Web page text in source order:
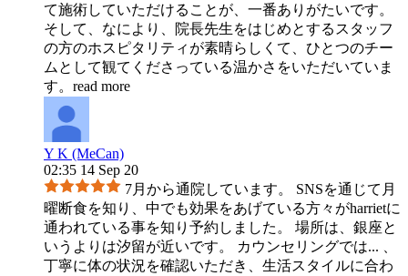
て施術していただけることが、一番ありがたいです。
そして、なにより、院長先生をはじめとするスタッフ
の方のホスピタリティが素晴らしくて、ひとつのチー
ムとして観てくださっている温かさをいただいていま
す。 read more
Y K (MeCan)
02:35 14 Sep 20
7月から通院しています。 SNSを通じて月
曜断食を知り、中でも効果をあげている方々がharrietに
通われている事を知り予約しました。 場所は、銀座と
いうよりは汐留が近いです。 カウンセリングでは... 、
丁寧に体の状況を確認いただき、生活スタイルに合わ